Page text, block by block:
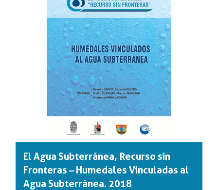
El Agua Subterránea, Recurso sin
Fronteras – Humedales Vinculadas al
Agua Subterránea. 2018